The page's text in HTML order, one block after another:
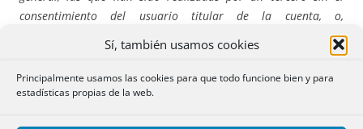
Sí, también usamos cookies
Principalmente usamos las cookies para que todo funcione bien y para
estadísticas propias de la web.
consentimiento del usuario titular de la cuenta, o,
exclusivamente, las efectuadas sin seguir el procedimiento legal
y contractualmente fijado.”
“La respuesta a la cuestión discutida exige recodar